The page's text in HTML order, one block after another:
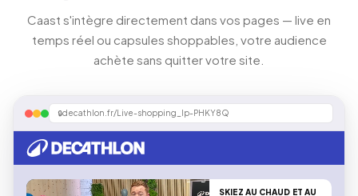
Caast s'intègre directement dans vos pages — live en
temps réel ou capsules shoppables, votre audience
achète sans quitter votre site.
decathlon.fr/Live-shopping_lp-PHKY8Q
SKIEZ AU CHAUD ET AU